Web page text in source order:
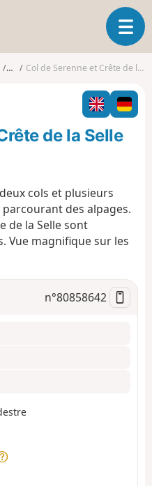
O
u
v
i
r
l
g
t
n
Vars Col de Serenne et Crête de la Selle depuis Vars
de la Selle
cols et plusieurs
des alpages.
de la Selle sont
Vue magnifique sur les
n°80858642